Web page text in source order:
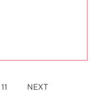
11 NEXT